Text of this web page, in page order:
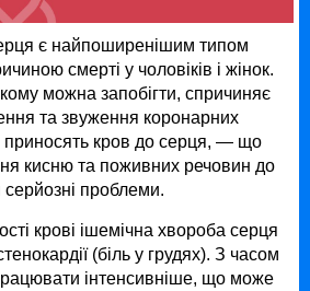
є найпоширенішим типом
смерті у чоловіків і жінок.
можна запобігти, спричиняє
та звуження коронарних
приносять кров до серця, — що
кисню та поживних речовин до
проблеми.
крові ішемічна хвороба серця
(біль у грудях). З часом
інтенсивніше, що може